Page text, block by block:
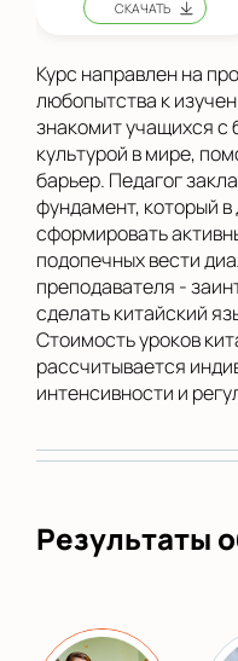
Курс направлен на
любопытства к
знакомит учащихся с
культурой в мире,
барьер. Педагог
фундамент, который
сформировать
подопечных вести
преподавателя -
сделать китайский
Стоимость уроков
рассчитывается
интенсивности и
Результаты